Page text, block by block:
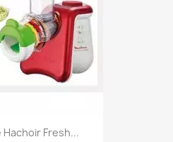
Fresh...